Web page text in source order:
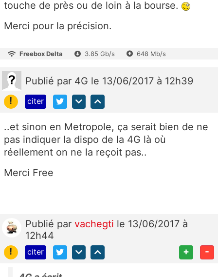
touche de près ou de loin à la bourse.
Merci pour la précision.
Freebox Delta 3.85 Gb/s 648 Mb/s
Publié par 4G le 13/06/2017 à 12h39
!
citer
..et sinon en Metropole, ça serait bien de ne
pas indiquer la dispo de la 4G là où
réellement on ne la reçoit pas..
Merci Free
Publié par vachegti le 13/06/2017 à
12h44
!
citer + -